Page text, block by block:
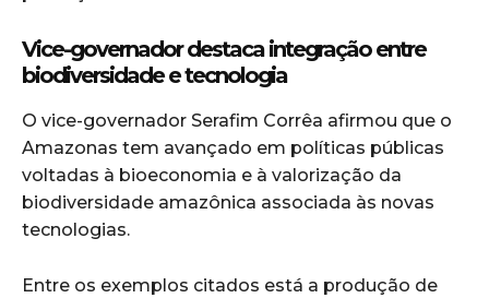
Vice-governador destaca integração entre
biodiversidade e tecnologia
O vice-governador Serafim Corrêa afirmou que o
Amazonas tem avançado em políticas públicas
voltadas à bioeconomia e à valorização da
biodiversidade amazônica associada às novas
tecnologias.
Entre os exemplos citados está a produção de